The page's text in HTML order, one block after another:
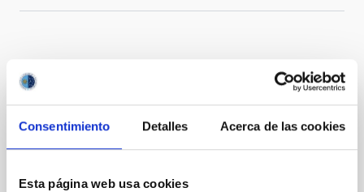
Consentimiento Detalles Acerca de las cookies
Esta página web usa cookies
Te puede interesar
CON ÁRBITRO
The impact of star formation histories on
the inner dark matter density slopes of